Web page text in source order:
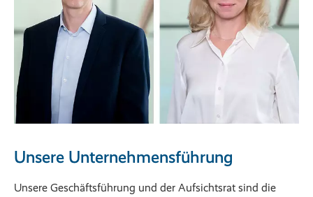
Unsere Unternehmensführung
Unsere Geschäftsführung und der Aufsichtsrat sind die